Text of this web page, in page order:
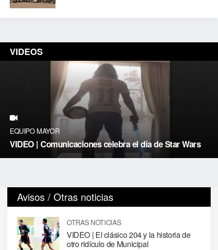
VIDEOS
EQUIPO MAYOR
VIDEO | Comunicaciones celebra el día de Star Wars
Avisos / Otras noticias
OTRAS NOTICIAS
VIDEO | El clásico 204 y la historia de
otro ridículo de Municipal